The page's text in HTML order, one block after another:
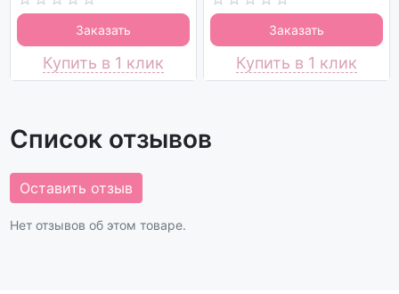
Заказать
Купить в 1 клик
Заказать
Купить в 1 клик
Список отзывов
Оставить отзыв
Нет отзывов об этом товаре.